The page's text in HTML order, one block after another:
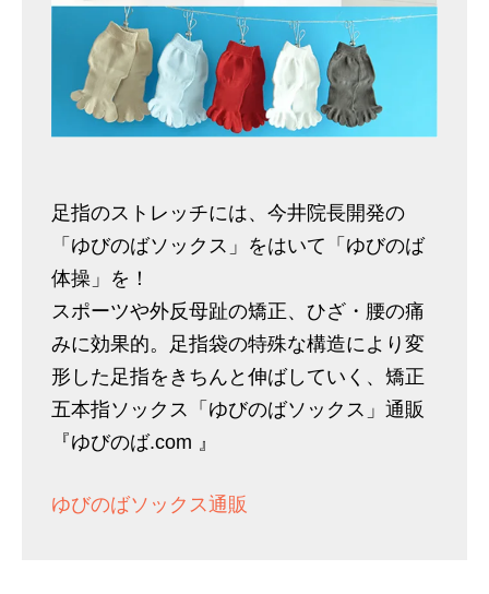
足指のストレッチには、今井院長開発の
「ゆびのばソックス」をはいて「ゆびのば
体操」を！
スポーツや外反母趾の矯正、ひざ・腰の痛
みに効果的。足指袋の特殊な構造により変
形した足指をきちんと伸ばしていく、矯正
五本指ソックス「ゆびのばソックス」通販
『ゆびのば.com 』
ゆびのばソックス通販